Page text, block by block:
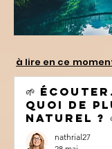
à lire en ce
🌱
quoi de
naturel ?
nathrial27